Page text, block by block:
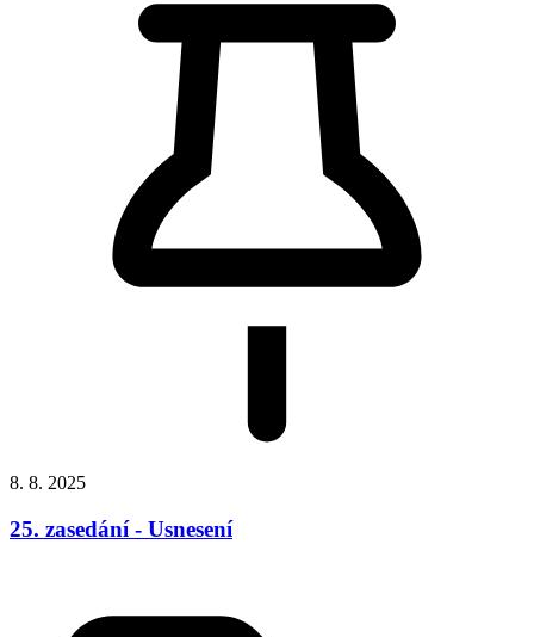
8. 8. 2025
25. zasedání - Usnesení